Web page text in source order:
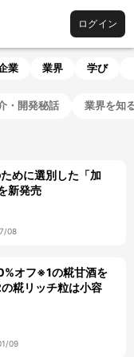
ログイン
業 業界 学び
・開発秘話 業界を知
めに選別した「加
新発売
08
オフ※1の糀甘酒を
糀リッチ粒は小容
09